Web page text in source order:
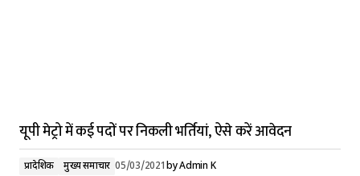
यूपी मेट्रो में कई पदों पर निकली भर्तियां, ऐसे करें आवेदन
प्रादेशिक मुख्य समाचार 05/03/2021byAdmin K